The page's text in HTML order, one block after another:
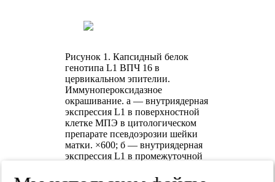
Рисунок 1. Капсидный белок
генотипа L1 ВПЧ 16 в
цервикальном эпителии.
Иммунопероксидазное
окрашивание. а — внутриядерная
экспрессия L1 в поверхностной
клетке МПЭ в цитологическом
препарате псевдоэрозии шейки
матки. ×600; б — внутриядерная
экспрессия L1 в промежуточной
препарате псевдоэрозии шейки